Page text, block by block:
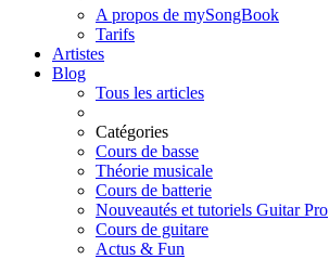
A propos de mySongBook
Tarifs
Artistes
Blog
Tous les articles
Catégories
Cours de basse
Théorie musicale
Cours de batterie
Nouveautés et tutoriels Guitar Pro
Cours de guitare
Actus & Fun